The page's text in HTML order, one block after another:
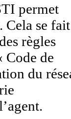
permet
Cela se fait
règles
Code de
du